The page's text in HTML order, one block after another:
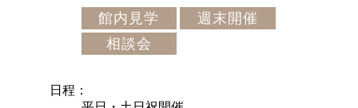
館内見学
週末開催
相談会
日程